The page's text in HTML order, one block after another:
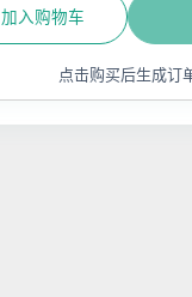
加入购物车
点击购买后生成订